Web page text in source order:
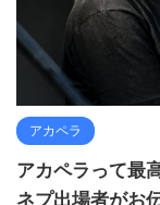
アカペラ
アカペラって最
ネプ出場者がお